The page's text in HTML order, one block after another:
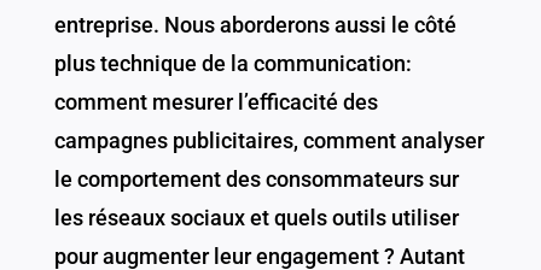
entreprise. Nous aborderons aussi le côté
plus technique de la communication:
comment mesurer l’efficacité des
campagnes publicitaires, comment analyser
le comportement des consommateurs sur
les réseaux sociaux et quels outils utiliser
pour augmenter leur engagement ? Autant